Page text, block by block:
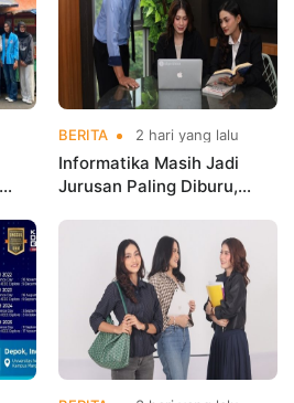
BERITA 2 hari yang lalu
Informatika Masih Jadi
Jurusan Paling Diburu,
hingga Cyber Security